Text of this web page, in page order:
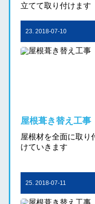
立てて取り付けます
23. 2018-07-10
屋根葺き替え工事
屋根材を全面に取り
けていきます
25. 2018-07-11